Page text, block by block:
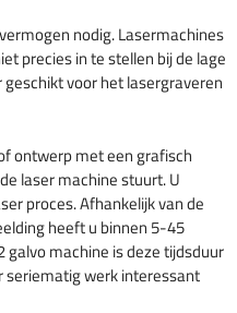
nodig. Lasermachines
precies in te stellen bij de lage
voor het lasergraveren
ontwerp met een grafisch
laser machine stuurt. U
proces. Afhankelijk van de
heeft u binnen 5-45
galvo machine is deze tijdsduur
werk interessant